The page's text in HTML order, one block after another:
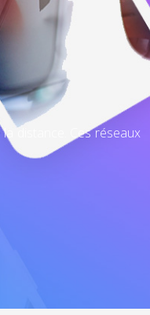
distance. Ces réseaux